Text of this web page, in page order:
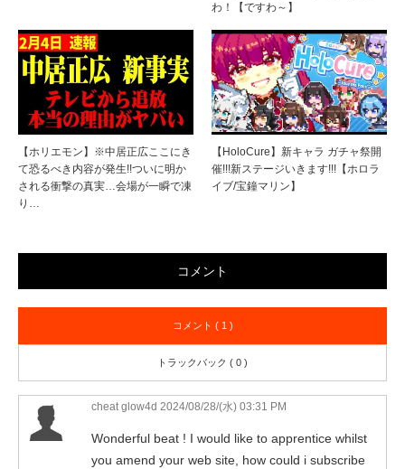
わ！【ですわ～】
【ホリエモン】※中居正広ここにき
て恐るべき内容が発生!!ついに明か
される衝撃の真実…会場が一瞬で凍
り…
【HoloCure】新キャラ ガチャ祭開
催!!!新ステージいきます!!!【ホロラ
イブ/宝鐘マリン】
コメント
コメント ( 1 )
トラックバック ( 0 )
cheat glow4d 2024/08/28/(水) 03:31 PM
Wonderful beat ! I would like to apprentice whilst
you amend your web site, how could i subscribe